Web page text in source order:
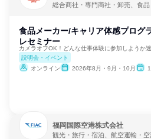
総合商社・専門商社・卸売、食
食品メーカー/キャリア体感プログ
レセミナー
カメラオフOK！どんな仕事体験に参加しようか
説明会・イベント
オンライン
2026年8月・9月・10月
福岡国際空港株式会社
観光・旅行・宿泊、航空運輸・